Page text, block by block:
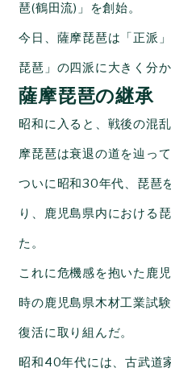
琶(鶴田流)」を創始。
今日、薩摩琵琶は「正派
琵琶」の四派に大きく分か
薩摩琵琶の継承
昭和に入ると、戦後の混
摩琵琶は衰退の道を辿って
ついに昭和30年代、琵琶
り、鹿児島県内における
た。
これに危機感を抱いた 鹿
時の鹿児島県木材工業試
復活に取り組んだ。
昭和40年代には、古武道